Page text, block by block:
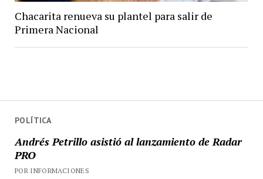
POLÍTICA
Andrés Petrillo asistió al lanzamiento de Radar
PRO
POR INFORMACIONES
Chacarita renueva su plantel para salir de
Primera Nacional